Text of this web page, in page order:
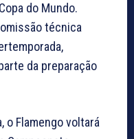
do Mundo.
técnica
da preparação
o Flamengo voltará